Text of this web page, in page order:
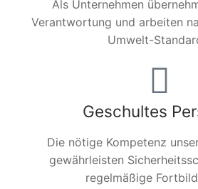
Als Unternehmen
Verantwortung und arbeiten
Umwelt-
Geschultes
Die nötige Kompetenz
gewährleisten
regelmäßige